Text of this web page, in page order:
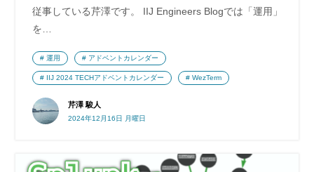
従事している芹澤です。 IIJ Engineers Blogでは「運用」
を…
芹澤 駿人
2024年12月16日 月曜日
運用 アドベントカレンダー
IIJ 2024 TECHアドベントカレンダー WezTerm